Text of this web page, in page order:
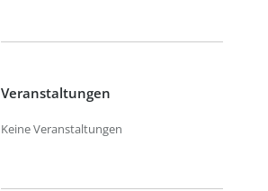
Veranstaltungen
Keine Veranstaltungen